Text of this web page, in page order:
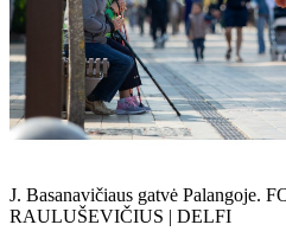
J. Basanavičiaus gatvė Palangoje.
RAULUŠEVIČIUS | DELFI